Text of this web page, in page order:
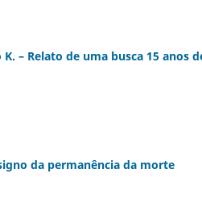
– Relato de uma busca 15 anos
da permanência da morte